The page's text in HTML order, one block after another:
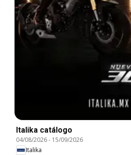
Italika catálogo
04/08/2026- 15/09/2026
Italika